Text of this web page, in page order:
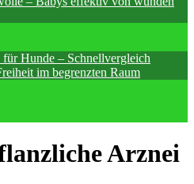
Hunde – Schnellvergleich
im begrenzten Raum
Arznei